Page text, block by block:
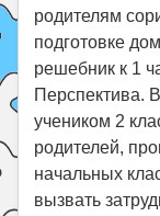
родителям
подготовке
решебник к 1
Перспектива.
учеником 2
родителей,
начальных
вызвать